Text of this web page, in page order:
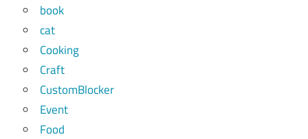
book
cat
Cooking
Craft
CustomBlocker
Event
Food